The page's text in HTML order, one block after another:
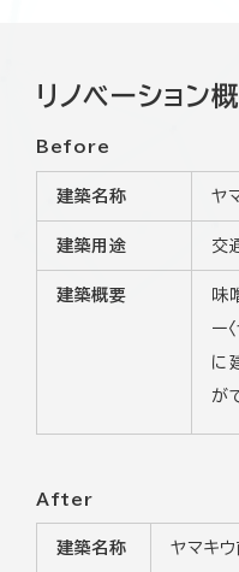
リノベーション
Before
建築名称 ヤ
建築用途 交
建築概要
味
ー
に
が
After
建築名称
ヤマキ